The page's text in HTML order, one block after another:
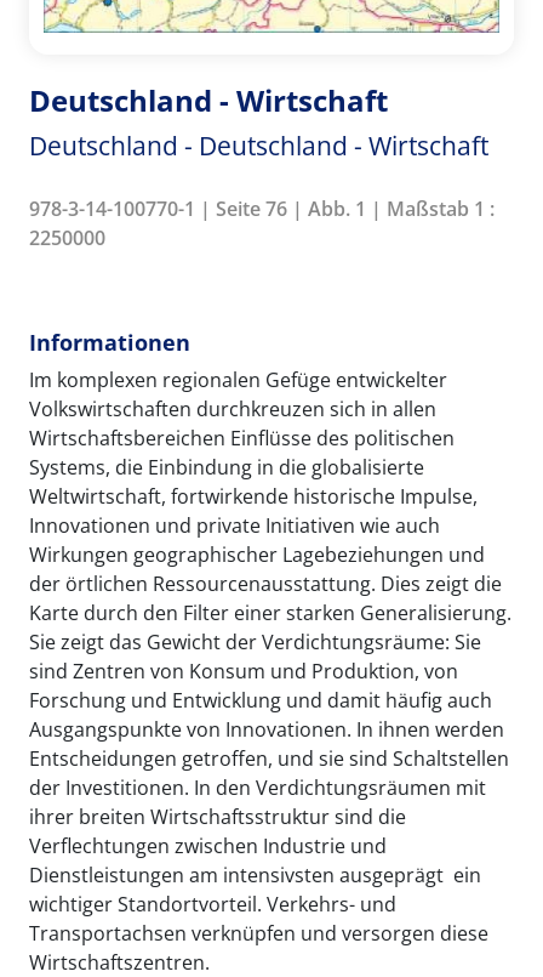
Deutschland - Wirtschaft
Deutschland - Deutschland - Wirtschaft
978-3-14-100770-1 | Seite 76 | Abb. 1 | Maßstab 1 :
2250000
Informationen
Im komplexen regionalen Gefüge entwickelter
Volkswirtschaften durchkreuzen sich in allen
Wirtschaftsbereichen Einflüsse des politischen
Systems, die Einbindung in die globalisierte
Weltwirtschaft, fortwirkende historische Impulse,
Innovationen und private Initiativen wie auch
Wirkungen geographischer Lagebeziehungen und
der örtlichen Ressourcenausstattung. Dies zeigt die
Karte durch den Filter einer starken Generalisierung.
Sie zeigt das Gewicht der Verdichtungsräume: Sie
sind Zentren von Konsum und Produktion, von
Forschung und Entwicklung und damit häufig auch
Ausgangspunkte von Innovationen. In ihnen werden
Entscheidungen getroffen, und sie sind Schaltstellen
der Investitionen. In den Verdichtungsräumen mit
ihrer breiten Wirtschaftsstruktur sind die
Verflechtungen zwischen Industrie und
Dienstleistungen am intensivsten ausgeprägt  ein
wichtiger Standortvorteil. Verkehrs- und
Transportachsen verknüpfen und versorgen diese
Wirtschaftszentren.